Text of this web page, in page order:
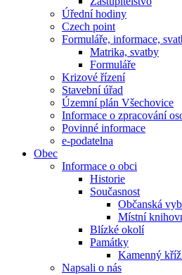
Úřední hodiny
Czech point
Formuláře, informace,
Matrika, svatby
Formuláře
Krizové řízení
Stavební úřad
Územní plán Všechovice
Informace o zpracování
Povinné informace
e-podatelna
Obec
Informace o obci
Historie
Současnost
Občanská
Místní
Blízké okolí
Památky
Kamenný
Napsali o nás